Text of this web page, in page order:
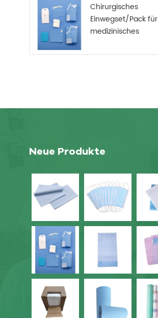
Chirurgisches
Einwegset/Pack für
medizinisches
Neue Produkte